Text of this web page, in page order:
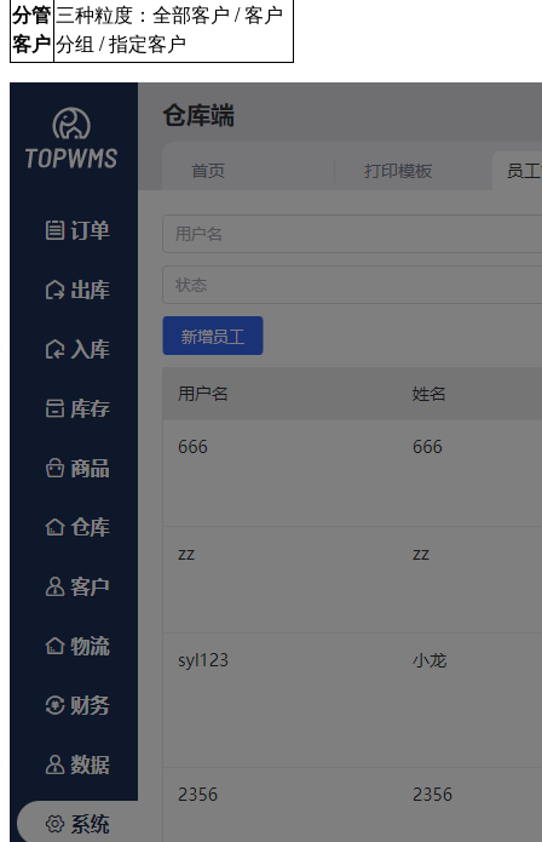
分管
客户
三种粒度：全部客户 / 客户
分组 / 指定客户